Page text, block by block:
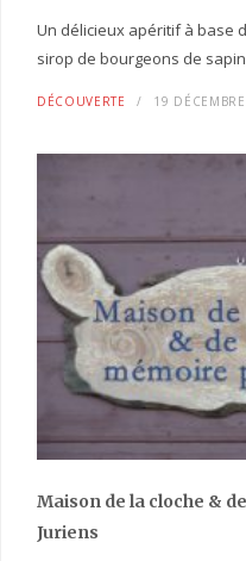
Un délicieux apéritif à base
sirop de bourgeons de
DÉCOUVERTE 19
Maison de la cloche &
Juriens